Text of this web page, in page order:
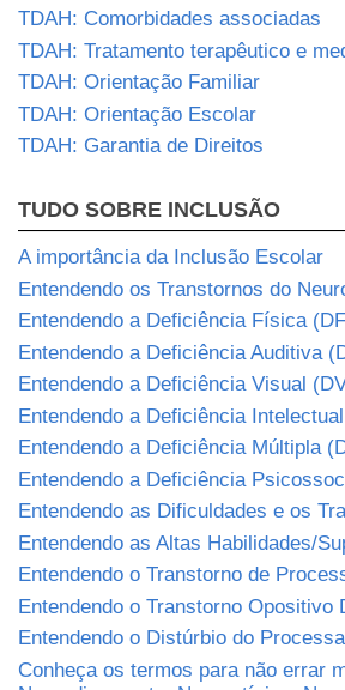
TDAH: Comorbidades associadas
TDAH: Tratamento terapêutico e
TDAH: Orientação Familiar
TDAH: Orientação Escolar
TDAH: Garantia de Direitos
TUDO SOBRE INCLUSÃO
A importância da Inclusão Escolar
Entendendo os Transtornos do
Entendendo a Deficiência Física
Entendendo a Deficiência Auditiva
Entendendo a Deficiência Visual
Entendendo a Deficiência
Entendendo a Deficiência Múltipla
Entendendo a Deficiência
Entendendo as Dificuldades e os
Entendendo as Altas Habilidades/
Entendendo o Transtorno de
Entendendo o Transtorno Opositivo
Entendendo o Distúrbio do
Conheça os termos para não errar